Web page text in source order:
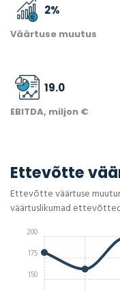
2%
Väärtuse muutus
19.0
EBITDA, miljon €
Ettevõtte
Ettevõtte väärtuse
väärtuslikumad
150
175
200